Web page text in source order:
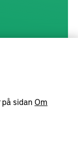
sidan Om
svensk forskning
syftet att göra
samt att stärka